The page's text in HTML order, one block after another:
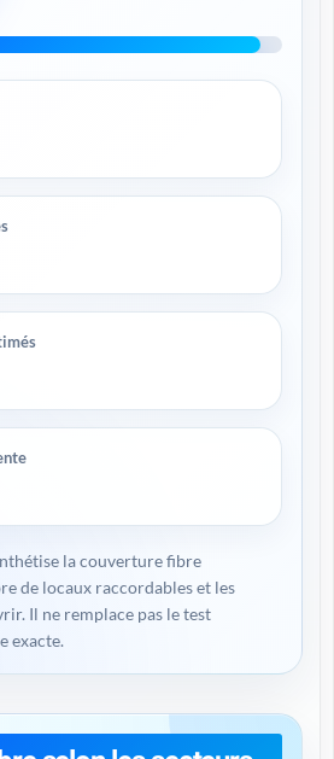
la couverture fibre
de locaux raccordables et les
Il ne remplace pas le test
exacte.